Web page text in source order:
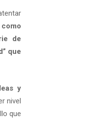
como
de
que
y
nivel
que